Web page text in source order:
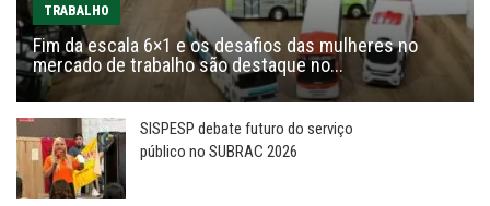
TRABALHO
Fim da escala 6×1 e os desafios das mulheres no
mercado de trabalho são destaque no...
SISPESP debate futuro do serviço
público no SUBRAC 2026